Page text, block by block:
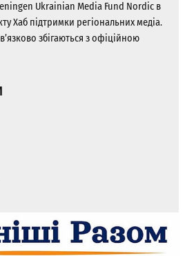
Ukrainian Media Fund Nordic в
Хаб підтримки регіональних медіа.
збігаються з офіційною